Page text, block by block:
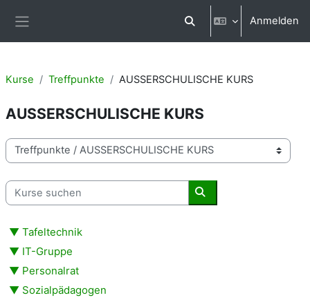
Sucheingabe umschalten
Anmelden
Kurse Treffpunkte AUSSERSCHULISCHE KURS
AUSSERSCHULISCHE KURS
Kursbereiche
Kurse suchen
Kurse suchen
▼ Tafeltechnik
▼ IT-Gruppe
▼ Personalrat
▼ Sozialpädagogen